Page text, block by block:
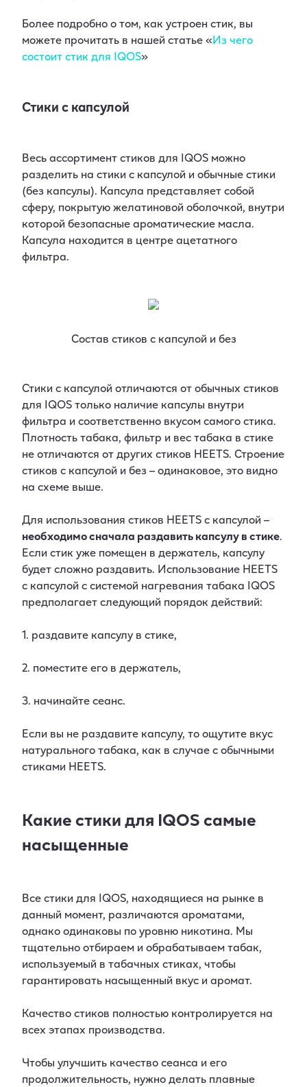
Более подробно о том, как устроен стик, вы
можете прочитать в нашей статье «Из чего
состоит стик для IQOS»
Стики с капсулой
Весь ассортимент стиков для IQOS можно
разделить на стики с капсулой и обычные стики
(без капсулы). Капсула представляет собой
сферу, покрытую желатиновой оболочкой, внутри
которой безопасные ароматические масла.
Капсула находится в центре ацетатного
фильтра.
Состав стиков с капсулой и без
Стики с капсулой отличаются от обычных стиков
для IQOS только наличие капсулы внутри
фильтра и соответственно вкусом самого стика.
Плотность табака, фильтр и вес табака в стике
не отличаются от других стиков HEETS. Строение
стиков с капсулой и без – одинаковое, это видно
на схеме выше.
Для использования стиков HEETS с капсулой –
необходимо сначала раздавить капсулу в стике.
Если стик уже помещен в держатель, капсулу
будет сложно раздавить. Использование HEETS
с капсулой с системой нагревания табака IQOS
предполагает следующий порядок действий:
1. раздавите капсулу в стике,
2. поместите его в держатель,
3. начинайте сеанс.
Если вы не раздавите капсулу, то ощутите вкус
натурального табака, как в случае с обычными
стиками HEETS.
Какие стики для IQOS самые
насыщенные
Все стики для IQOS, находящиеся на рынке в
данный момент, различаются ароматами,
однако одинаковы по уровню никотина. Мы
тщательно отбираем и обрабатываем табак,
используемый в табачных стиках, чтобы
гарантировать насыщенный вкус и аромат.
Качество стиков полностью контролируется на
всех этапах производства.
Чтобы улучшить качество сеанса и его
продолжительность, нужно делать плавные